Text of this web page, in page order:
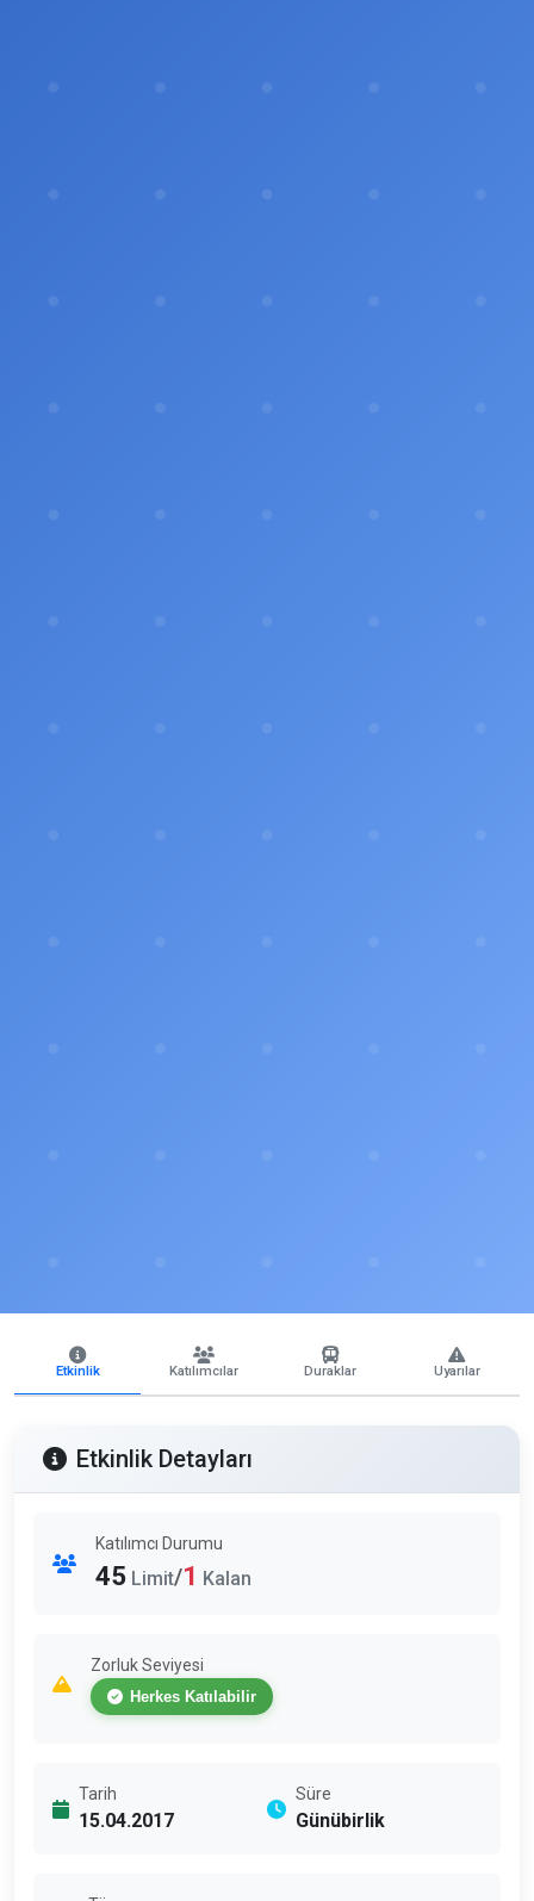
Etkinlik Katılımcılar Duraklar Uyarılar
Etkinlik Detayları
Katılımcı Durumu
45 Limit/1 Kalan
Zorluk Seviyesi
Herkes Katılabilir
Tarih
15.04.2017
Süre
Günübirlik